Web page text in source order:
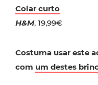
Colar curto
H&M, 19,99€
Costuma usar este
com um destes